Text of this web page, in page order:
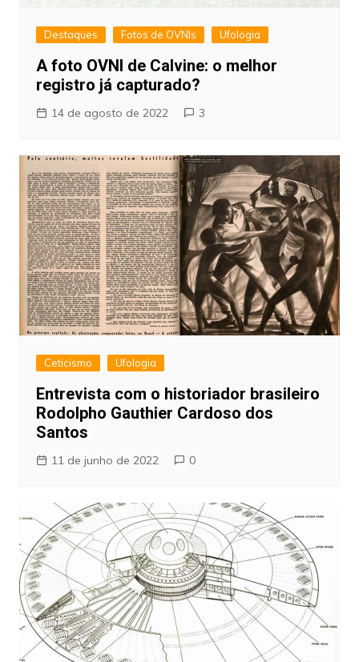
Destaques Fotos de OVNIs Ufologia
A foto OVNI de Calvine: o melhor
registro já capturado?
14 de agosto de 2022 3
Ceticismo Ufologia
Entrevista com o historiador brasileiro
Rodolpho Gauthier Cardoso dos
Santos
11 de junho de 2022 0